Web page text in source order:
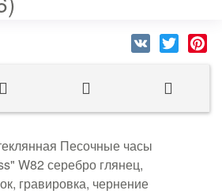
VK Twitter
Песочные часы
W82 серебро глянец,
гравировка, чернение